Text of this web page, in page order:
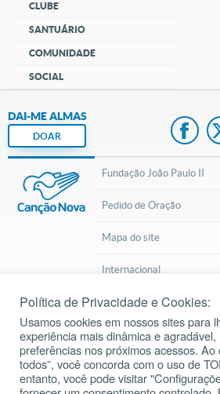
CLUBE
SANTUÁRIO
COMUNIDADE
SOCIAL
DAI-ME ALMAS
DOAR
Fundação João Paulo II
Pedido de Oração
Mapa do site
Internacional
cancaonova.com © 2002 – 2026Todos os direitos
Política de Privacidade e Cookies:
Usamos cookies em nossos sites para
experiência mais dinâmica e
preferências nos próximos acessos. Ao
todos”, você concorda com o uso de
entanto, você pode visitar
Baixe o aplicativo da